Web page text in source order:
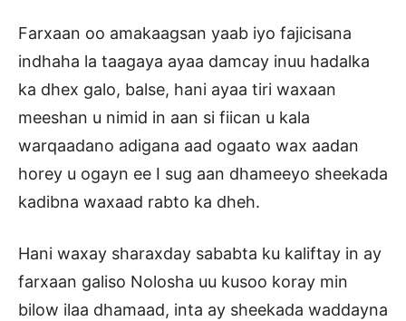
Farxaan oo amakaagsan yaab iyo fajicisana
indhaha la taagaya ayaa damcay inuu hadalka
ka dhex galo, balse, hani ayaa tiri waxaan
meeshan u nimid in aan si fiican u kala
warqaadano adigana aad ogaato wax aadan
horey u ogayn ee I sug aan dhameeyo sheekada
kadibna waxaad rabto ka dheh.
Hani waxay sharaxday sababta ku kaliftay in ay
farxaan galiso Nolosha uu kusoo koray min
bilow ilaa dhamaad, inta ay sheekada waddayna